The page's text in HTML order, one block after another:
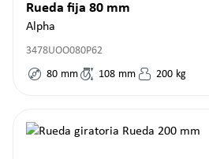
Rueda fija 80 mm
Alpha
3478UOO080P62
80 mm 108 mm 200 kg